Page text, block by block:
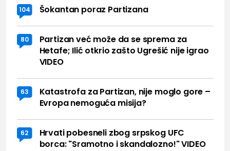
104 Šokantan poraz Partizana
80
Partizan već može da se sprema za
Hetafe; Ilić otkrio zašto Ugrešić nije igrao
VIDEO
63
Katastrofa za Partizan, nije moglo gore –
Evropa nemoguća misija?
62
Hrvati pobesneli zbog srpskog UFC
borca: "Sramotno i skandalozno!" VIDEO